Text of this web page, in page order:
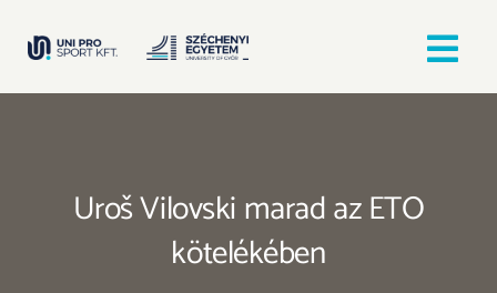
Egyesületek
Hírek, bejegyzések
Uroš Vilovski marad az ETO
kötelékében